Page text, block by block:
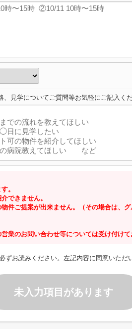
、見学についてご質問等お気軽にご記入く
。
できません。
件ご提案が出来ません。（その場合は、
業のお問い合わせ等については受け付けて
ずお読みください。左記内容に同意いただ
未入力項目があります